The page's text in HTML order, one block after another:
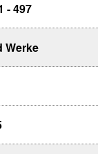
- 497
Werke